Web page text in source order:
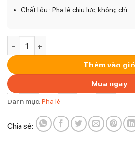
Chất liệu : Pha lê chịu lực, không chì.
Thêm vào giỏ
Mua ngay
Danh mục:Pha lê
Chia sẻ: